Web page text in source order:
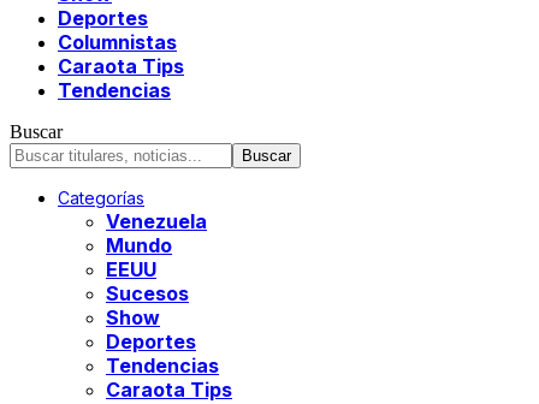
Deportes
Columnistas
Caraota Tips
Tendencias
Buscar
Categorías
Venezuela
Mundo
EEUU
Sucesos
Show
Deportes
Tendencias
Caraota Tips